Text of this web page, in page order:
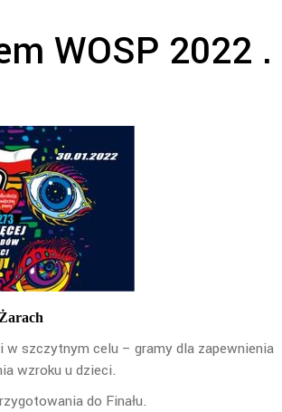
WOSP 2022 .
szczytnym celu – gramy dla zapewnienia
wzroku u dzieci.
do Finału.